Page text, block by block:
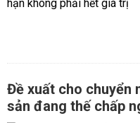
Đề xuất cho chuyển
sản đang thế chấp